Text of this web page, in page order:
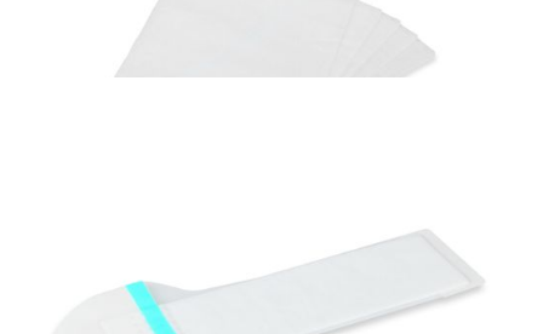
Kompresy i serwety gazowe